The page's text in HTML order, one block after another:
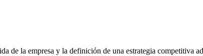
de la empresa y la definición de una estrategia competitiva